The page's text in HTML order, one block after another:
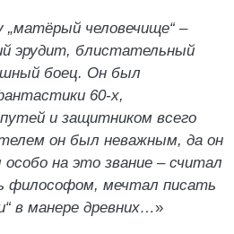
человечище“ –
эрудит, блистательный
боец. Он был
60-х,
и защитником всего
он был неважным, да он
на это звание – считал
философом, мечтал писать
в манере древних…»